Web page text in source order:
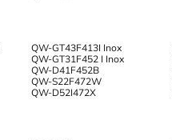
QW-GT43F413I Inox
QW-GT31F452 I Inox
QW-D41F452B
QW-S22F472W
QW-D52I472X